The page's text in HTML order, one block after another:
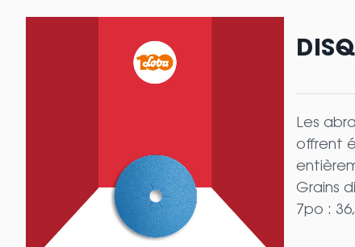
Les
offrent
Grains
7po :